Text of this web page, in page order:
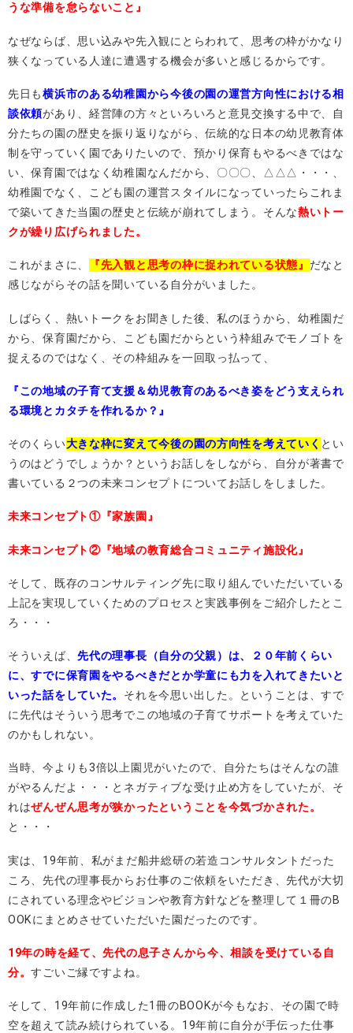
うな準備を怠らないこと』
なぜならば、思い込みや先入観にとらわれて、思考の枠がかなり
狭くなっている人達に遭遇する機会が多いと感じるからです。
先日も横浜市のある幼稚園から今後の園の運営方向性における相
談依頼があり、経営陣の方々といろいろと意見交換する中で、自
分たちの園の歴史を振り返りながら、伝統的な日本の幼児教育体
制を守っていく園でありたいので、預かり保育もやるべきではな
い、保育園ではなく幼稚園なんだから、〇〇〇、△△△・・・、
幼稚園でなく、こども園の運営スタイルになっていったらこれま
で築いてきた当園の歴史と伝統が崩れてしまう。そんな熱いトー
クが繰り広げられました。
これがまさに、 『先入観と思考の枠に捉われている状態』 だなと
感じながらその話を聞いている自分がいました。
しばらく、熱いトークをお聞きした後、私のほうから、幼稚園だ
から、保育園だから、こども園だからという枠組みでモノゴトを
捉えるのではなく、その枠組みを一回取っ払って、
『この地域の子育て支援＆幼児教育のあるべき姿をどう支えられ
る環境とカタチを作れるか？』
そのくらい大きな枠に変えて今後の園の方向性を考えていく とい
うのはどうでしょうか？というお話しをしながら、自分が著書で
書いている２つの未来コンセプトについてお話しをしました。
未来コンセプト①『家族園』
未来コンセプト②『地域の教育総合コミュニティ施設化』
そして、既存のコンサルティング先に取り組んでいただいている
上記を実現していくためのプロセスと実践事例をご紹介したとこ
ろ・・・
そういえば、先代の理事長（自分の父親）は、２０年前くらい
に、すでに保育園をやるべきだとか学童にも力を入れてきたいと
いった話をしていた。 それを今思い出した。ということは、すで
に先代はそういう思考でこの地域の子育てサポートを考えていた
のかもしれない。
当時、今よりも3倍以上園児がいたので、自分たちはそんなの誰
がやるんだよ・・・とネガティブな受け止め方をしていたが、そ
れはぜんぜん思考が狭かったということを今気づかされた。
と・・・
実は、19年前、私がまだ船井総研の若造コンサルタントだった
ころ、先代の理事長からお仕事のご依頼をいただき、先代が大切
にされている理念やビジョンや教育方針などを整理して１冊のB
OOKにまとめさせていただいた園だったのです。
19年の時を経て、先代の息子さんから今、相談を受けている自
分。すごいご縁ですよね。
そして、19年前に作成した1冊のBOOKが今もなお、その園で時
空を超えて読み続けられている。19年前に自分が手伝った仕事